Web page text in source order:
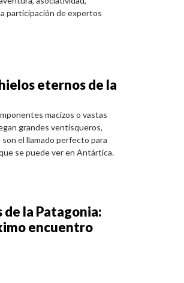
participación de expertos
eternos de la
macizos o vastas
grandes ventisqueros,
el llamado perfecto para
se puede ver en Antártica.
de la Patagonia:
encuentro